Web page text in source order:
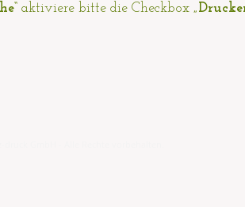
aktiviere bitte die Checkbox